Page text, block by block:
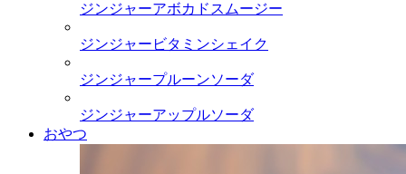
ジンジャーアボカドスムージー
ジンジャービタミンシェイク
ジンジャープルーンソーダ
ジンジャーアップルソーダ
おやつ